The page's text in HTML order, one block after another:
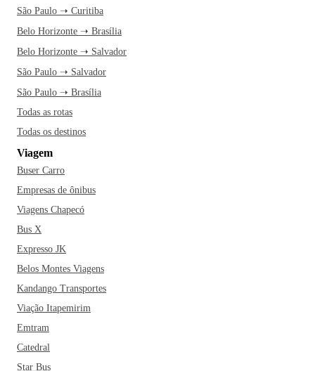
São Paulo ➝ Curitiba
Belo Horizonte ➝ Brasília
Belo Horizonte ➝ Salvador
São Paulo ➝ Salvador
São Paulo ➝ Brasília
Todas as rotas
Todas os destinos
Viagem
Buser Carro
Empresas de ônibus
Viagens Chapecó
Bus X
Expresso JK
Belos Montes Viagens
Kandango Transportes
Viação Itapemirim
Emtram
Catedral
Star Bus